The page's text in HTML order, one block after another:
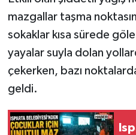
mazgallar taşma
sokaklar kısa sürede
yayalar suyla dolan
çekerken, bazı
geldi.
Tarihi Yapılarımız
Teknoloji
Türkiye
Yerel